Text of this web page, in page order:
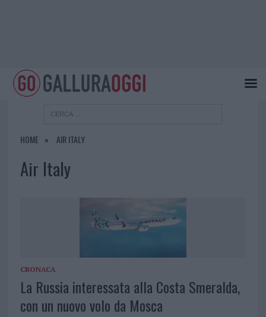
HOME AIR ITALY
Air Italy
CRONACA
La Russia interessata alla Costa Smeralda,
con un nuovo volo da Mosca